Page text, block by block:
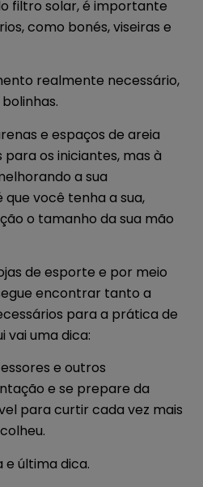
filtro solar, é importante
como bonés, viseiras e
realmente necessário,
e espaços de areia
os iniciantes, mas à
a sua
você tenha a sua,
o tamanho da sua mão
de esporte e por meio
encontrar tanto a
para a prática de
vai uma dica:
e outros
e se prepare da
para curtir cada vez mais
e última dica.